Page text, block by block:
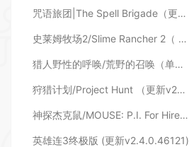
咒语旅团|The Spell Brigade（更新v1.0.5.17381 单机/网络联机）
史莱姆牧场2/Slime Rancher 2（ 更新v1.2.3）
猎人野性的呼唤/荒野的召唤（单机/网络联机—更新秘鲁保护区DLC）
狩猎计划/Project Hunt （更新v25.05.2026）
神探杰克鼠/MOUSE: P.I. For Hire 更新v1.1.0.8432
英雄连3终极版 (更新v2.4.0.46121)